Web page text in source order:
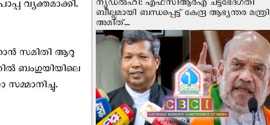
വ്യക്തമാക്കി.
സമിതി ആറു
ബംഗുയിയിലെ
ന്യൂഡല്‍ഹി: എഫ്‌സിആര്‍എ ചട്ടഭേദഗതി
ബില്ലുമായി ബന്ധപ്പെട്ട് കേന്ദ്ര ആഭ്യന്തര മന്ത്രി
അമിത്...